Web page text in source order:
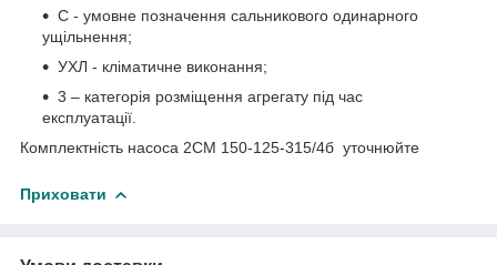
С - умовне позначення сальникового одинарного
ущільнення;
УХЛ - кліматичне виконання;
3 – категорія розміщення агрегату під час
експлуатації.
Комплектність насоса 2СМ 150-125-315/4б уточнюйте
Приховати